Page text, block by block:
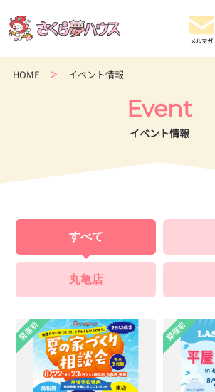
の
超
HOME イベント情報
Event
イベント情報
すべて
丸亀店